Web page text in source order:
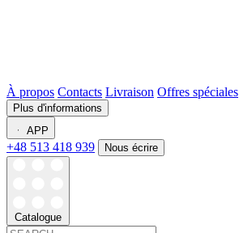
À propos Contacts Livraison Offres spéciales
Plus d'informations
APP
+48 513 418 939 Nous écrire
Catalogue